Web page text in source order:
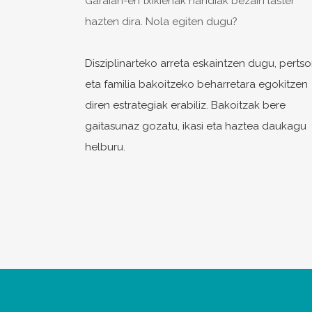
hazten dira. Nola egiten dugu?
Disziplinarteko arreta eskaintzen dugu,
eta familia bakoitzeko beharretara egokitzen
diren estrategiak erabiliz. Bakoitzak bere
gaitasunaz gozatu, ikasi eta haztea daukagu
helburu.